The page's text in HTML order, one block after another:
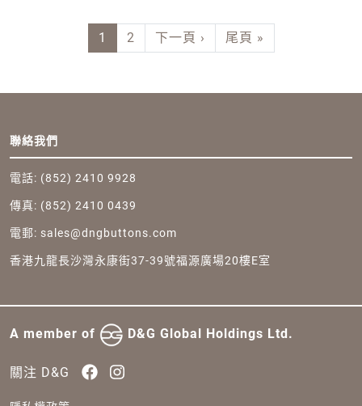
1 2 下一頁 › Next page
尾頁 »
聯絡我們
電話: (852) 2410 9928
傳真: (852) 2410 0439
電郵: sales@dngbuttons.com
香港九龍長沙灣永康街37-39號福源廣場20樓E室
A member of
D&G Global Holdings Ltd.
關注 D&G